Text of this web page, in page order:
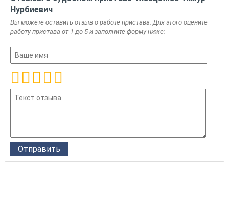
Нурбиевич
Вы можете оставить отзыв о работе пристава. Для этого оцените
работу пристава от 1 до 5 и заполните форму ниже: